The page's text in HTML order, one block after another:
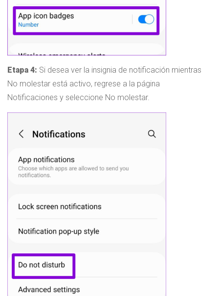
Etapa 4: Si desea ver la insignia de notificación mientras
No molestar está activo, regrese a la página
Notificaciones y seleccione No molestar.